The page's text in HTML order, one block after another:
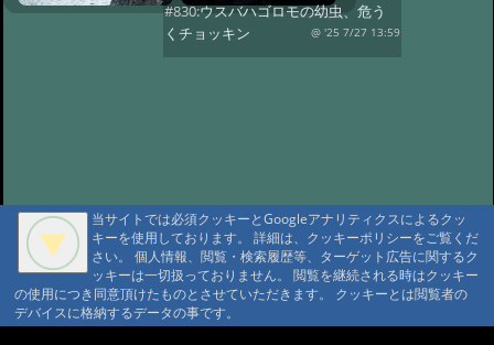
#830:ウスバハゴロモの幼虫、危う
くチョッキン
@ '25 7/27 13:59
記録達成!
@ '25 6/20 20:13
#825:停電 地域1580戸@ '25 5/7 13:28
#824:移築のワイナリー
@ '25 4/13 15:02
#822:キノコは塩蔵
#819:ヤマドリタケor?
当サイトでは必須クッキーとGoogleアナリティクスによるクッ
キーを使用しております。 詳細は、クッキーポリシーをご覧くだ
さい。 個人情報、閲覧・検索履歴等、ターゲット広告に関するク
ッキーは一切扱っておりません。 閲覧を継続される時はクッキー
の使用につき同意頂けたものとさせていただきます。 クッキーとは閲覧者の
デバイスに格納するデータの事です。